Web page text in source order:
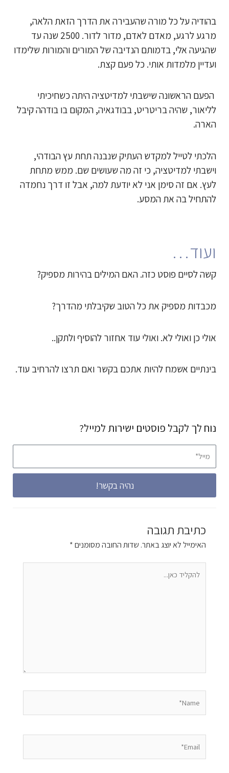
בהודיה על כל מורה שהעבירה את הדרך הזאת הלאה,
מרגע לרגע, מאדם לאדם, מדור לדור. 2500 שנה עד
שהגיעה אלי, בדמותם הנדיבה של המורים והמורות שלימדו
ועדיין מלמדות אותי. כל פעם קצת.
הפעם הראשונה שישבתי למדיטציה היתה כשחיכיתי
לליאור, שהיה בריטריט, בבודגאיה, המקום בו בודהה קיבל
הארה.
הלכתי לטייל למקדש העתיק שנבנה תחת עץ הבודהי,
וישבתי למדיטציה, כי זה מה שעושים שם. ממש מתחת
לעץ. אם זה סימן אני לא יודעת למה, אבל זו דרך נחמדה
להתחיל בה את המסע.
ועוד…
קשה לסיים פוסט כזה. האם המילים בהירות מספיק?
מכבדות מספיק את כל הטוב שקיבלתי מהדרך?
אולי כן ואולי לא. ואולי עוד אחזור להוסיף ולתקן..
בינתיים אשמח להיות אתכם בקשר ואם תרצו להרחיב עוד.
נוח לך לקבל פוסטים ישירות למייל?
מייל*
נהיה בקשר!
כתיבת תגובה
האימייל לא יוצג באתר. שדות החובה מסומנים*
כאן...